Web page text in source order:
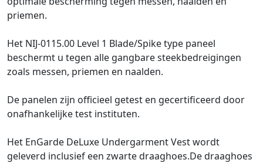
priemen.
Het NIJ-0115.00 Level 1 Blade/Spike type paneel
beschermt u tegen alle gangbare steekbedreigingen
zoals messen, priemen en naalden.
De panelen zijn officieel getest en gecertificeerd door
onafhankelijke test instituten.
Het EnGarde DeLuxe Undergarment Vest wordt
geleverd inclusief een zwarte draaghoes.De draaghoes